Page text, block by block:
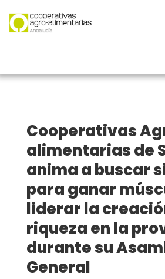
Cooperativas
alimentarias de
anima a buscar
para ganar
liderar la
riqueza en la
durante su
General